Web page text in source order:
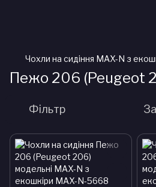
Чохли на сидіння MAX-N з
Пежо 206 (Peugeot
Фільтр